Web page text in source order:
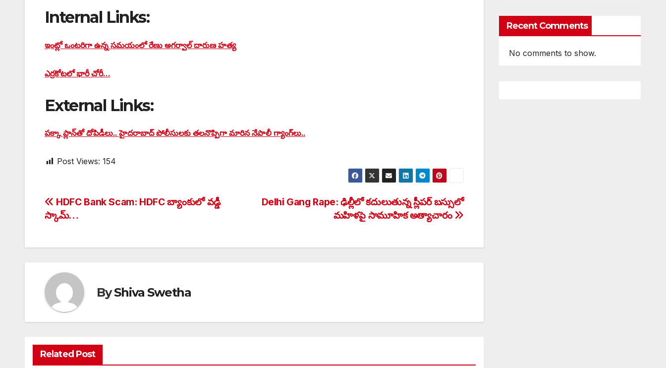
Internal Links:
ఇంట్లో ఒంటరిగా ఉన్న సమయంలో రేణు అగర్వాల్ దారుణ హత్య
ఎర్రకోటలో భారీ చోరీ…
External Links:
పక్కా ప్లాన్‌తో దోపిడీలు.. హైదరాబాద్ పోలీసులకు తలనొప్పిగా మారిన నేపాలీ గ్యాంగ్‌లు..
Post Views: 154
Post
navigation
Delhi Gang Rape: ఢిల్లీలో కదులుతున్న స్లీపర్ బస్సులో
మహిళపై సామూహిక అత్యాచారం
HDFC Bank Scam: HDFC బ్యాంకులో వడ్డీ
స్కామ్…
ByShiva Swetha
Related Post
Recent Comments
No comments to show.